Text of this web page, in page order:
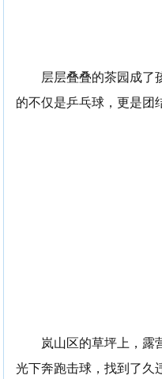
层层叠叠的茶园成了
的不仅是乒乓球，更是团
岚山区的草坪上，露
光下奔跑击球，找到了久